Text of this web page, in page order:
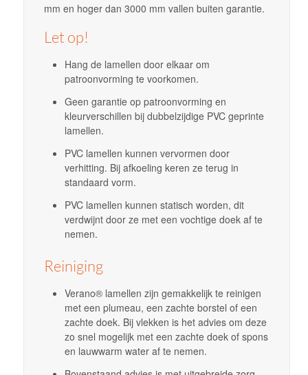
mm en hoger dan 3000 mm vallen buiten garantie.
Let op!
Hang de lamellen door elkaar om
patroonvorming te voorkomen.
Geen garantie op patroonvorming en
kleurverschillen bij dubbelzijdige PVC geprinte
lamellen.
PVC lamellen kunnen vervormen door
verhitting. Bij afkoeling keren ze terug in
standaard vorm.
PVC lamellen kunnen statisch worden, dit
verdwijnt door ze met een vochtige doek af te
nemen.
Reiniging
Verano® lamellen zijn gemakkelijk te reinigen
met een plumeau, een zachte borstel of een
zachte doek. Bij vlekken is het advies om deze
zo snel mogelijk met een zachte doek of spons
en lauwwarm water af te nemen.